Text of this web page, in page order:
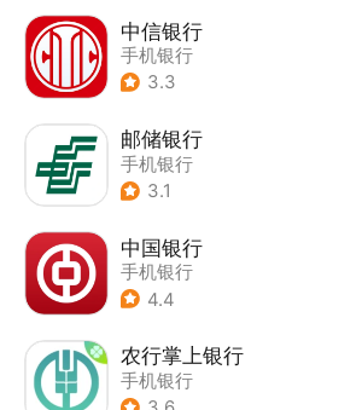
中信银行
手机银行
3.3
邮储银行
手机银行
3.1
中国银行
手机银行
4.4
农行掌上银行
手机银行